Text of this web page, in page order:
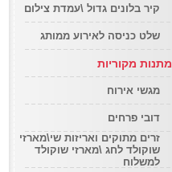
קיר בלונים גדול \עמדת צילום
שלט כניסה לאירוע ממותג
מתנות מקוריות
מגשי אירוח
דובי פרחים
זרים מתוקים ואריזות שי\מארזי
שוקולד לחג \מארזי שוקולד
למשלוח